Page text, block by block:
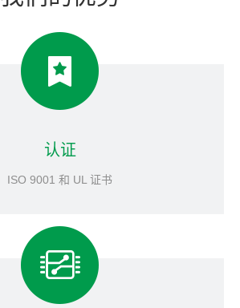
认证
ISO 9001 和 UL 证书